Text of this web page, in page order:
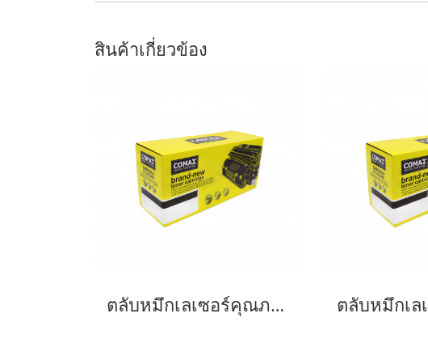
สินค้าเกี่ยวข้อง
ตลับหมึกเลเซอร์คุณภาพสูงสำหรับ SAMSUNG รุ่น MLT-D103L